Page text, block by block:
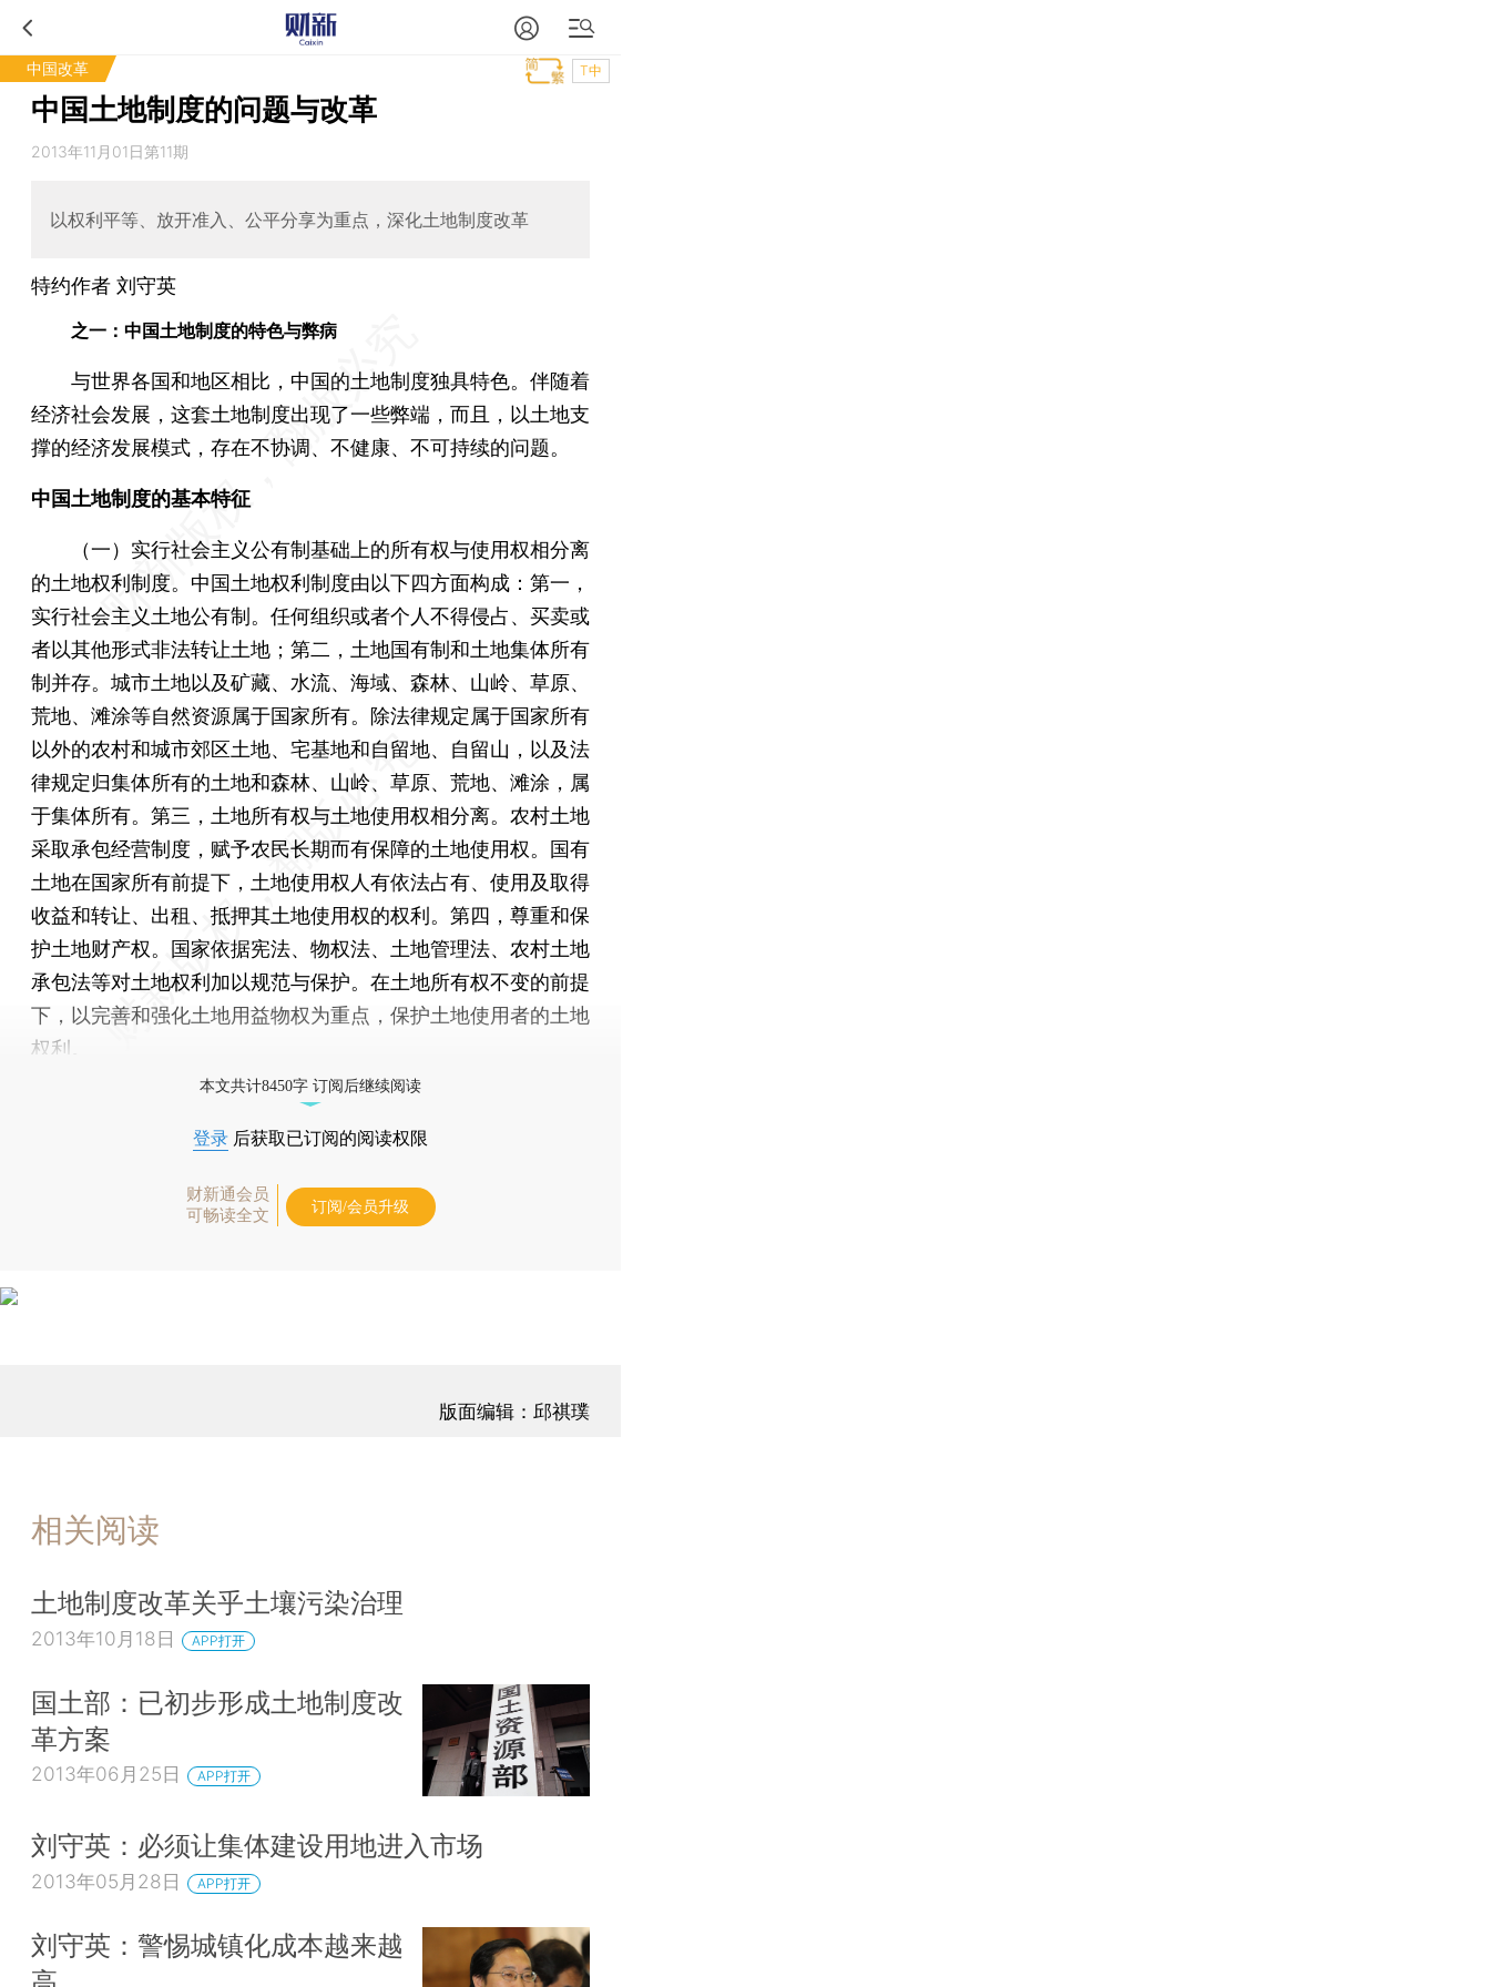
中国改革 T中
中国土地制度的问题与改革
2013年11月01日第11期
以权利平等、放开准入、公平分享为重点，深化土地制度改革
特约作者 刘守英
之一：中国土地制度的特色与弊病
与世界各国和地区相比，中国的土地制度独具特色。伴随着
经济社会发展，这套土地制度出现了一些弊端，而且，以土地支
撑的经济发展模式，存在不协调、不健康、不可持续的问题。
中国土地制度的基本特征
（一）实行社会主义公有制基础上的所有权与使用权相分离
的土地权利制度。中国土地权利制度由以下四方面构成：第一，
实行社会主义土地公有制。任何组织或者个人不得侵占、买卖或
者以其他形式非法转让土地；第二，土地国有制和土地集体所有
制并存。城市土地以及矿藏、水流、海域、森林、山岭、草原、
荒地、滩涂等自然资源属于国家所有。除法律规定属于国家所有
以外的农村和城市郊区土地、宅基地和自留地、自留山，以及法
律规定归集体所有的土地和森林、山岭、草原、荒地、滩涂，属
于集体所有。第三，土地所有权与土地使用权相分离。农村土地
采取承包经营制度，赋予农民长期而有保障的土地使用权。国有
土地在国家所有前提下，土地使用权人有依法占有、使用及取得
收益和转让、出租、抵押其土地使用权的权利。第四，尊重和保
护土地财产权。国家依据宪法、物权法、土地管理法、农村土地
承包法等对土地权利加以规范与保护。在土地所有权不变的前提
下，以完善和强化土地用益物权为重点，保护土地使用者的土地
权利。
本文共计8450字 订阅后继续阅读
登录 后获取已订阅的阅读权限
财新通会员
可畅读全文
订阅/会员升级
版面编辑：邱祺璞
相关阅读
土地制度改革关乎土壤污染治理
2013年10月18日 APP打开
国土部：已初步形成土地制度改
革方案
2013年06月25日 APP打开
刘守英：必须让集体建设用地进入市场
2013年05月28日 APP打开
刘守英：警惕城镇化成本越来越